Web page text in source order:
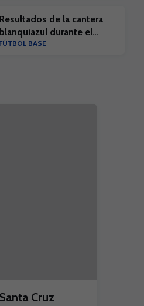
Resultados de la cantera
blanquiazul durante el
primer fin de semana de
FÚTBOL BASE
Cruz